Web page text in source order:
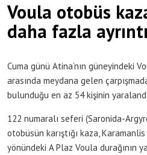
Voula otobüs
daha fazla
Cuma günü Atina’nın güneyindeki
arasında meydana gelen
bulunduğu en az 54 kişinin
122 numaralı seferi (Saronida-
otobüsün karıştığı kaza,
yönündeki A Plaz Voula durağının